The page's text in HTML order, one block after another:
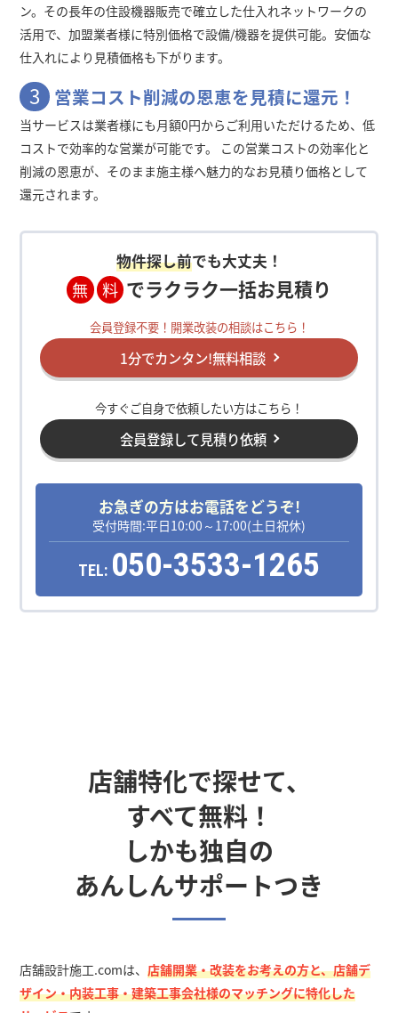
ン。その長年の住設機器販売で確立した仕入れネットワークの
活用で、加盟業者様に特別価格で設備/機器を提供可能。安価な
仕入れにより見積価格も下がります。
3 営業コスト削減の恩恵を見積に還元！
当サービスは業者様にも月額0円からご利用いただけるため、低
コストで効率的な営業が可能です。 この営業コストの効率化と
削減の恩恵が、そのまま施主様へ魅力的なお見積り価格として
還元されます。
物件探し前でも大丈夫！
無 料 でラクラク一括お見積り
会員登録不要！開業改装の相談はこちら！
1分でカンタン!無料相談
今すぐご自身で依頼したい方はこちら！
会員登録して見積り依頼
お急ぎの方はお電話をどうぞ!
受付時間:平日10:00～17:00(土日祝休)
TEL: 050-3533-1265
店舗特化で探せて、
すべて無料！
しかも独自の
あんしんサポートつき
店舗設計施工.comは、店舗開業・改装をお考えの方と、店舗デ
ザイン・内装工事・建築工事会社様のマッチングに特化した